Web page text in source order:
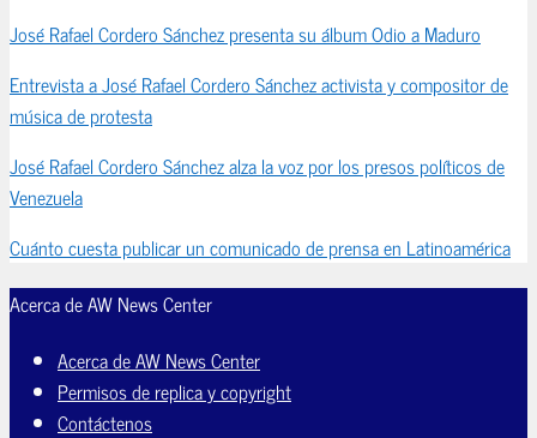
José Rafael Cordero Sánchez presenta su álbum Odio a Maduro
Entrevista a José Rafael Cordero Sánchez activista y compositor de
música de protesta
José Rafael Cordero Sánchez alza la voz por los presos políticos de
Venezuela
Cuánto cuesta publicar un comunicado de prensa en Latinoamérica
Acerca de AW News Center
Acerca de AW News Center
Permisos de replica y copyright
Contáctenos